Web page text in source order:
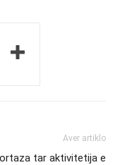
Aver artiklo
tar aktivitetija e